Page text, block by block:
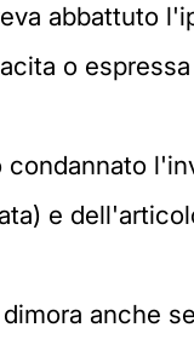
abbattuto
o
e
anche